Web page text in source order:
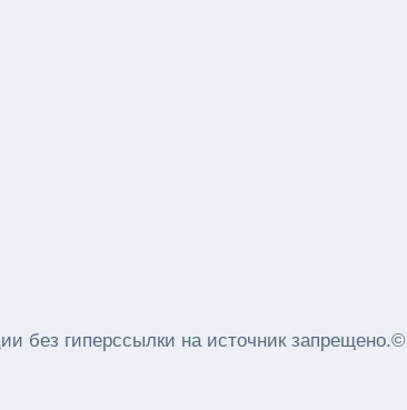
без гиперссылки на источник запрещено.©